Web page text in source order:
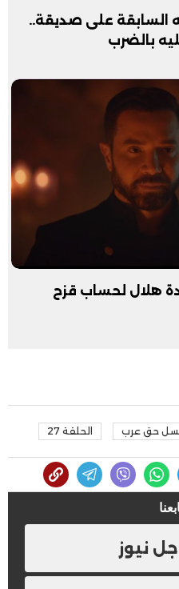
السابقة على صديقة..
بالضرب
هلال لحساب قزح
حق عرب الحلقة 27
نيوز